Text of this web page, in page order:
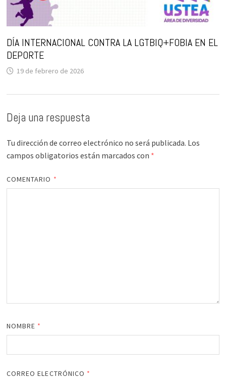
DÍA INTERNACIONAL CONTRA LA LGTBIQ+FOBIA EN EL
DEPORTE
19 de febrero de 2026
Deja una respuesta
Tu dirección de correo electrónico no será publicada. Los
campos obligatorios están marcados con *
COMENTARIO *
NOMBRE *
CORREO ELECTRÓNICO *